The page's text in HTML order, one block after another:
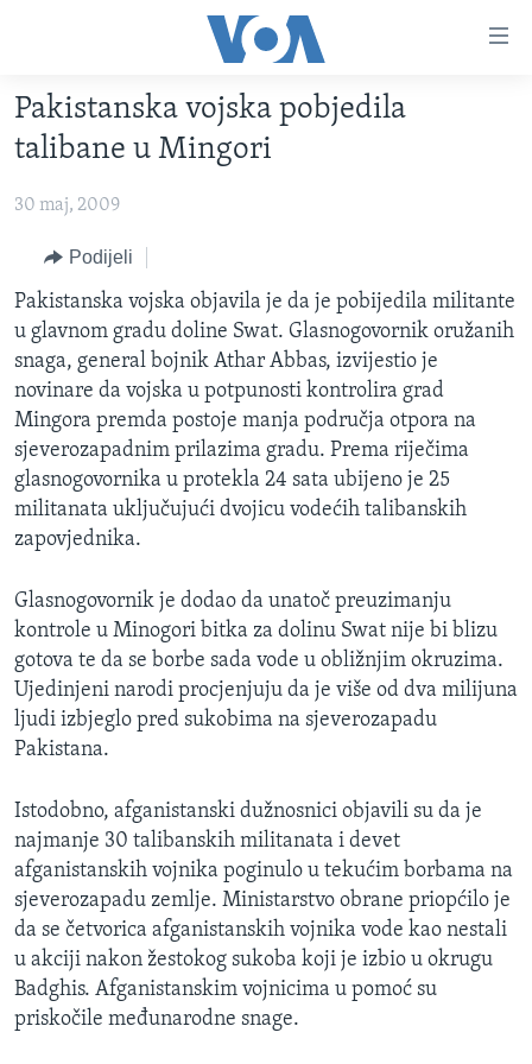
glavni
sadržaj
na
navigaciju
Idi
na
pretragu
FOTOGRAFIJE DANA
VIJESTI
SJEDINJENE AMERIČKE DRŽAVE
BOSNA I HERCEGOVINA
SVIJET
NAUKA I TEHNOLOGIJA
SPECIJALNI PROJEKTI
KORUPCIJA
SLOBODA MEDIJA
ŽENSKA STRANA
IZBJEGLIČKA STRANA
MAGAZIN
O GLASU AMERIKE
Learning English
PRATITE NAS
Jezici
Pakistanska vojska pobjedila
talibane u Mingori
30 maj, 2009
Podijeli
Pakistanska vojska objavila je da je pobijedila militante
u glavnom gradu doline Swat. Glasnogovornik oružanih
snaga, general bojnik Athar Abbas, izvijestio je
novinare da vojska u potpunosti kontrolira grad
Mingora premda postoje manja područja otpora na
sjeverozapadnim prilazima gradu. Prema riječima
glasnogovornika u protekla 24 sata ubijeno je 25
militanata uključujući dvojicu vodećih talibanskih
zapovjednika.
Glasnogovornik je dodao da unatoč preuzimanju
kontrole u Minogori bitka za dolinu Swat nije bi blizu
gotova te da se borbe sada vode u obližnjim okruzima.
Ujedinjeni narodi procjenjuju da je više od dva milijuna
ljudi izbjeglo pred sukobima na sjeverozapadu
Pakistana.
Istodobno, afganistanski dužnosnici objavili su da je
najmanje 30 talibanskih militanata i devet
afganistanskih vojnika poginulo u tekućim borbama na
sjeverozapadu zemlje. Ministarstvo obrane priopćilo je
da se četvorica afganistanskih vojnika vode kao nestali
u akciji nakon žestokog sukoba koji je izbio u okrugu
Badghis. Afganistanskim vojnicima u pomoć su
priskočile međunarodne snage.